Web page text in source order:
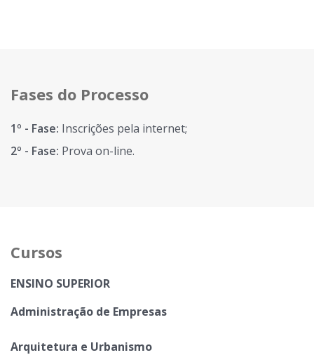
Fases do Processo
1º - Fase: Inscrições pela internet;
2º - Fase: Prova on-line.
Cursos
ENSINO SUPERIOR
Administração de Empresas
Arquitetura e Urbanismo